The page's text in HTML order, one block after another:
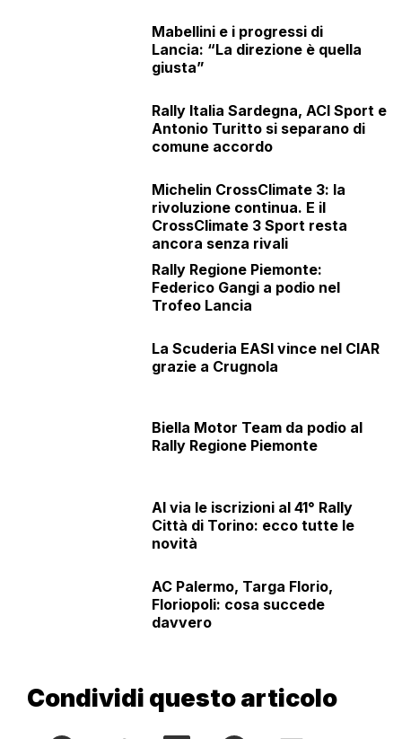
Mabellini e i progressi di
Lancia: “La direzione è quella
giusta”
Rally Italia Sardegna, ACI Sport e
Antonio Turitto si separano di
comune accordo
Michelin CrossClimate 3: la
rivoluzione continua. E il
CrossClimate 3 Sport resta
ancora senza rivali
Rally Regione Piemonte:
Federico Gangi a podio nel
Trofeo Lancia
La Scuderia EASI vince nel CIAR
grazie a Crugnola
Biella Motor Team da podio al
Rally Regione Piemonte
Al via le iscrizioni al 41° Rally
Città di Torino: ecco tutte le
novità
AC Palermo, Targa Florio,
Floriopoli: cosa succede
davvero
Condividi questo articolo